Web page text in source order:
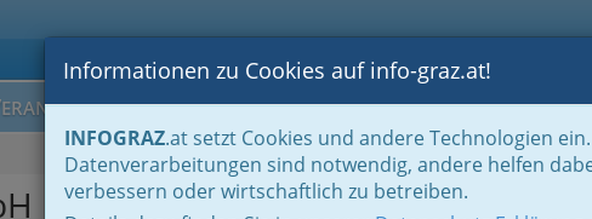
ERANSTALTUNGEN BLOGS FOTOS GASTRONOMIE B
Informationen zu Cookies auf info-graz.at!
INFOGRAZ.at setzt Cookies und andere Technologien
Datenverarbeitungen sind notwendig, andere helfen
verbessern oder wirtschaftlich zu betreiben.